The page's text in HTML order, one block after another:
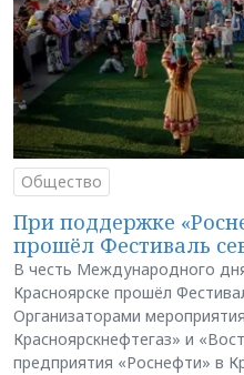
Общество
При поддержке
прошёл Фестиваль
В честь Международного
Красноярске прошёл
Организаторами
Красноярскнефтегаз» и
предприятия «Роснефти» в